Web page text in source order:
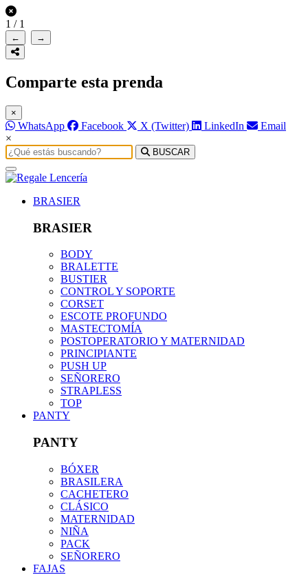
1 / 1
← →
Comparte esta prenda
×
WhatsApp Facebook X (Twitter) LinkedIn
Email
×
BUSCAR
BRASIER
BRASIER
BODY
BRALETTE
BUSTIER
CONTROL Y SOPORTE
CORSET
ESCOTE PROFUNDO
MASTECTOMÍA
POSTOPERATORIO Y MATERNIDAD
PRINCIPIANTE
PUSH UP
SEÑORERO
STRAPLESS
TOP
PANTY
PANTY
BÓXER
BRASILERA
CACHETERO
CLÁSICO
MATERNIDAD
NIÑA
PACK
SEÑORERO
FAJAS